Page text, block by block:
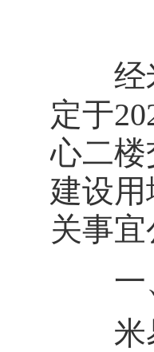
经米
定于
心二
建设
关事宜
一、
米易